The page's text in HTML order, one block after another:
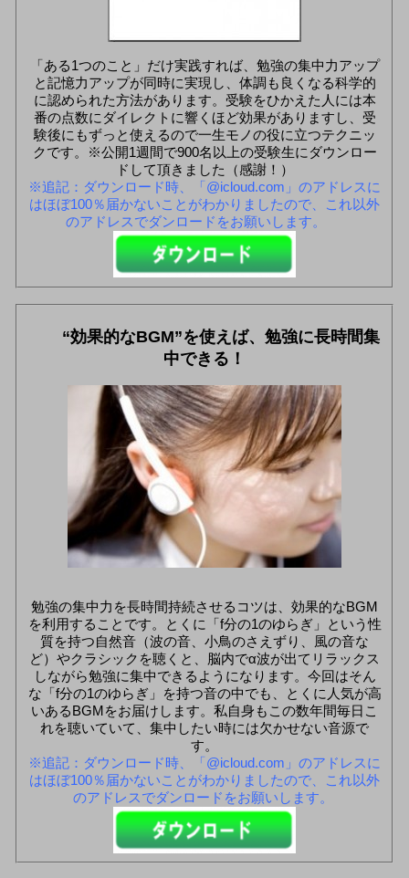
「ある1つのこと」だけ実践すれば、勉強の集中力アップ
と記憶力アップが同時に実現し、体調も良くなる科学的
に認められた方法があります。受験をひかえた人には本
番の点数にダイレクトに響くほど効果がありますし、受
験後にもずっと使えるので一生モノの役に立つテクニッ
クです。※公開1週間で900名以上の受験生にダウンロー
ドして頂きました（感謝！）
※追記：ダウンロード時、「@icloud.com」のアドレスに
はほぼ100％届かないことがわかりましたので、これ以外
のアドレスでダンロードをお願いします。
“効果的なBGM”を使えば、勉強に長時間集
中できる！
勉強の集中力を長時間持続させるコツは、効果的なBGM
を利用することです。とくに「f分の1のゆらぎ」という性
質を持つ自然音（波の音、小鳥のさえずり、風の音な
ど）やクラシックを聴くと、脳内でα波が出てリラックス
しながら勉強に集中できるようになります。今回はそん
な「f分の1のゆらぎ」を持つ音の中でも、とくに人気が高
いあるBGMをお届けします。私自身もこの数年間毎日こ
れを聴いていて、集中したい時には欠かせない音源で
す。
※追記：ダウンロード時、「@icloud.com」のアドレスに
はほぼ100％届かないことがわかりましたので、これ以外
のアドレスでダンロードをお願いします。